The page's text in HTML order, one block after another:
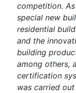
competition.
special new
residential
and the
building
among others,
certification
was carried